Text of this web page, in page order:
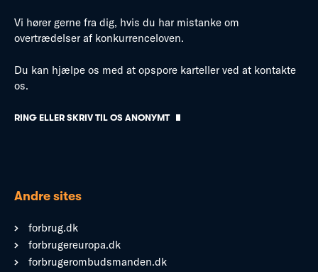
Vi hører gerne fra dig, hvis du har mistanke om
overtrædelser af konkurrenceloven.
Du kan hjælpe os med at opspore karteller ved at kontakte
os.
RING ELLER SKRIV TIL OS ANONYMT
Andre sites
forbrug.dk
forbrugereuropa.dk
forbrugerombudsmanden.dk